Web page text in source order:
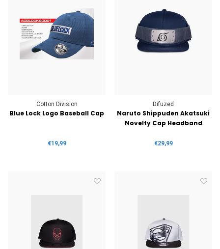
Cotton Division
Blue Lock Logo Baseball Cap
€19,99
Difuzed
Naruto Shippuden Akatsuki
Novelty Cap Headband
€29,99